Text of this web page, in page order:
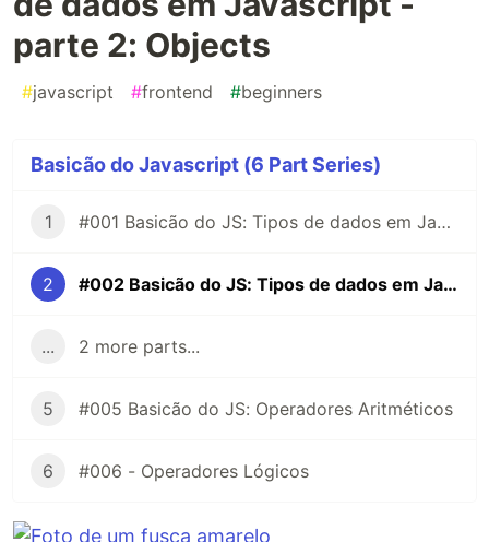
parte 2: Objects
#javascript #frontend #beginners
Basicão do Javascript (6 Part Series)
1 #001 Basicão do JS: Tipos de dados em Javascript - parte 1: Primitivos
2 #002 Basicão do JS: Tipos de dados em Javascript - parte 2: Objects
... 2 more parts...
5 #005 Basicão do JS: Operadores Aritméticos
6 #006 - Operadores Lógicos